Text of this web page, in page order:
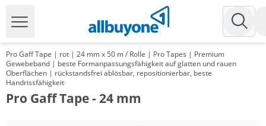
Pro Gaff Tape | rot | 24 mm x 50 m / Rolle | Pro Tapes | Premium
Gewebeband | beste Formanpassungsfähigkeit auf glatten und rauen
Oberflächen | rückstandsfrei ablösbar, repositionierbar, beste
Handrissfähigkeit
Pro Gaff Tape - 24 mm